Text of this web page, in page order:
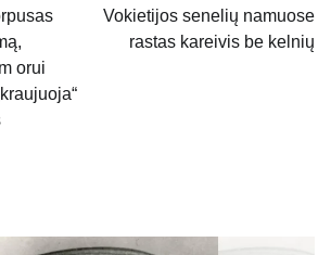
orui
Vokietijos senelių namuose
rastas kareivis be kelnių